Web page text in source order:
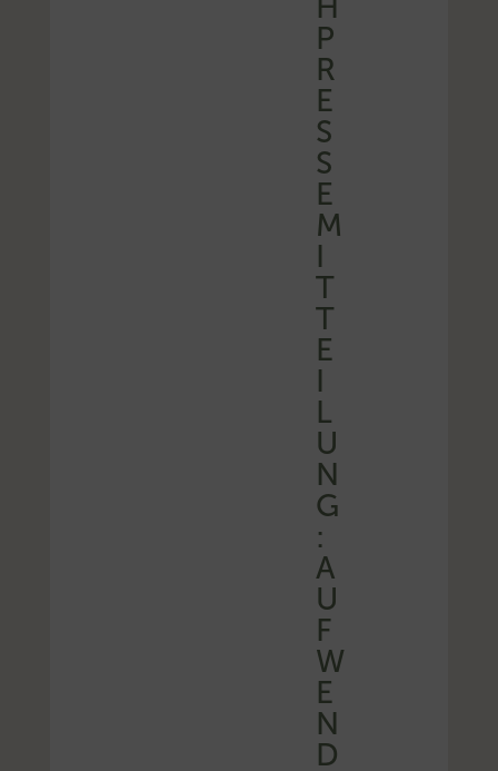
H
P
R
E
S
S
E
M
I
T
T
E
I
L
U
N
G
:
A
U
F
W
E
N
D